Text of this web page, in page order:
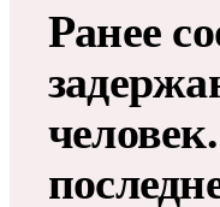
Ранее